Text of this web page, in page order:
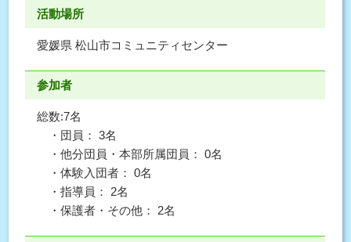
活動場所
愛媛県 松山市コミュニティセンター
参加者
総数:7名
・団員： 3名
・他分団員・本部所属団員： 0名
・体験入団者： 0名
・指導員： 2名
・保護者・その他： 2名